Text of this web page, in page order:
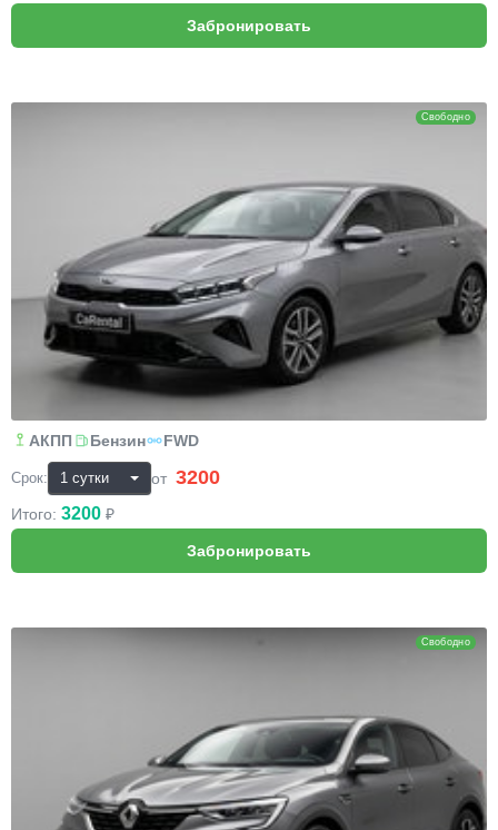
Свободно
АКПП Бензин FWD
Срок: от 3200
Итого: 3200 ₽
Свободно